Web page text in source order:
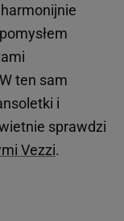
ten sam
i
sprawdzi
Vezzi.